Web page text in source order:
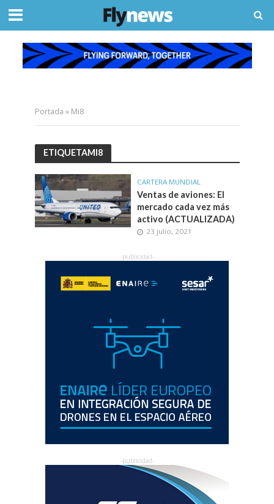
Portada » Mi8
ETIQUETAMI8
CARTERA MUNDIAL
Ventas de aviones: El
mercado cada vez más
activo (ACTUALIZADA)
23 julio, 2021